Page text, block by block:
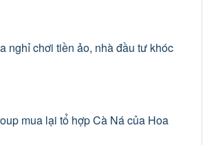
nghỉ chơi tiền ảo, nhà đầu tư khóc
mua lại tổ hợp Cà Ná của Hoa